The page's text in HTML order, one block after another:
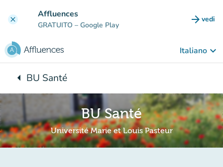
clear Affluences
GRATUITO – Google Play arrow_forward vedi
Italiano keyboard_arrow_down
arrow_leftTorna a:
BU Santé
BU Santé
Université Marie et Louis Pasteur